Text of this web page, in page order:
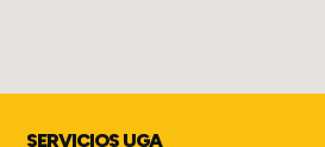
SERVICIOS UGA